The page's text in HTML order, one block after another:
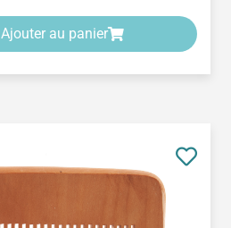
Ajouter au panier